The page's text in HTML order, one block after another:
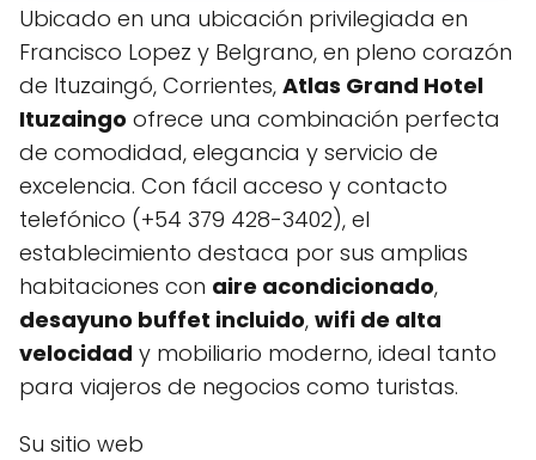
Ubicado en una ubicación privilegiada en
Francisco Lopez y Belgrano, en pleno corazón
de Ituzaingó, Corrientes, Atlas Grand Hotel
Ituzaingo ofrece una combinación perfecta
de comodidad, elegancia y servicio de
excelencia. Con fácil acceso y contacto
telefónico (+54 379 428-3402), el
establecimiento destaca por sus amplias
habitaciones con aire acondicionado,
desayuno buffet incluido, wifi de alta
velocidad y mobiliario moderno, ideal tanto
para viajeros de negocios como turistas.
Su sitio web